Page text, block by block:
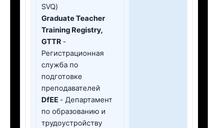
SVQ)
Graduate Teacher
Training Registry,
GTTR -
Регистрационная
служба по
подготовке
преподавателей
DfEE - Департамент
по образованию и
трудоустройству